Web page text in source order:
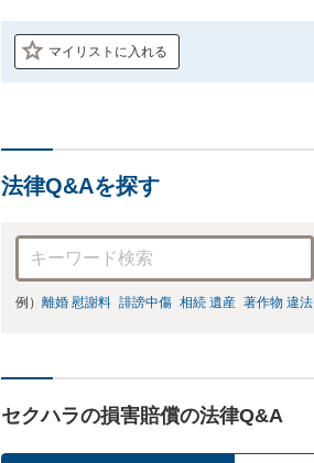
マイリストに入れる
法律Q&Aを探す
例） 離婚 慰謝料 誹謗中傷 相続 遺産 著作物 違法
セクハラの損害賠償の法律Q&A